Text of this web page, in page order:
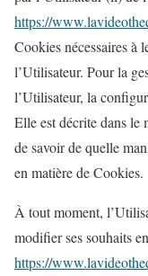
https://
Cookies nécessaires à
l’Utilisateur. Pour la
l’Utilisateur, la
Elle est décrite dans le
de savoir de quelle
en matière de Cookies.
À tout moment,
modifier ses souhaits
https://